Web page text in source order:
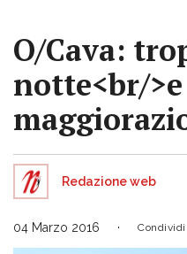
O/Cava:
notte<br/
Redazione web
04 Marzo 2016 Condividi